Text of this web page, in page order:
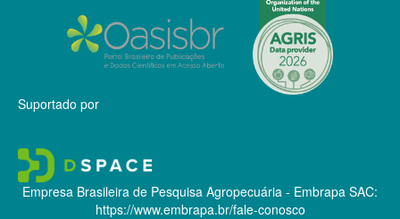
Suportado por
Empresa Brasileira de Pesquisa Agropecuária - Embrapa SAC:
https://www.embrapa.br/fale-conosco